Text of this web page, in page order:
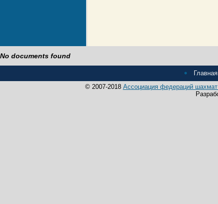
No documents found
© 2007-2018 Ассоциация федераций